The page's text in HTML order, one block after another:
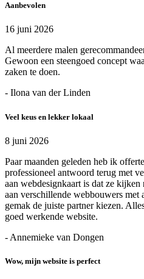
Aanbevolen
16 juni 2026
Al meerdere malen
Gewoon een steengoed concept
zaken te doen.
- Ilona van der Linden
Veel keus en lekker lokaal
8 juni 2026
Paar maanden geleden heb ik
professioneel antwoord terug met
aan webdesignkaart is dat ze kijken
aan verschillende webbouwers met
gemak de juiste partner kiezen.
goed werkende website.
- Annemieke van Dongen
Wow, mijn website is perfect